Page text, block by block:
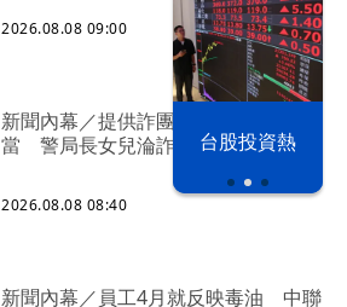
漢光42演習 台股投資熱
2026.08.08 09:00
新聞內幕／提供詐團提款卡害人上
當 警局長女兒淪詐騙犯遭判刑
2026.08.08 08:40
新聞內幕／員工4月就反映毒油 中聯